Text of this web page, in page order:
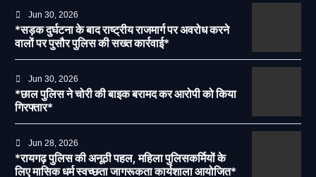
Jun 30, 2026
*सड़क दुर्घटना के बाद राष्ट्रीय राजमार्ग पर अवरोध करने
वालों पर पुसौर पुलिस की सख्त कार्रवाई*
Jun 30, 2026
*छाल पुलिस ने चोरी की बाइक बरामद कर आरोपी को किया
गिरफ्तार*
Jun 28, 2026
*रायगढ़ पुलिस की अनूठी पहल, महिला पुलिसकर्मियों के
लिए मासिक धर्म स्वच्छता जागरूकता कार्यशाला आयोजित*